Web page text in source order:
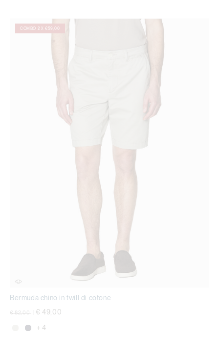
COMBO 2 X €59,00
Bermuda chino in twill di cotone
Price reduced from
€ 82,00 € 49,00
+ 4